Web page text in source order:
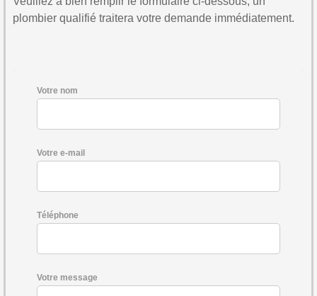
plombier qualifié traitera votre demande immédiatement.
Votre nom
Votre e-mail
Téléphone
Votre message